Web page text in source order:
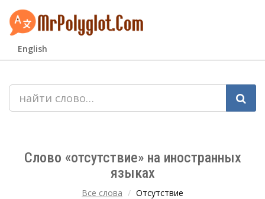
English
Слово «отсутствие» на иностранных
языках
Все слова Отсутствие